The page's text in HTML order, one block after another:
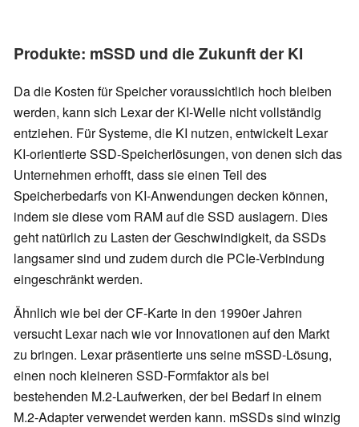
Produkte: mSSD und die Zukunft der KI
Da die Kosten für Speicher voraussichtlich hoch bleiben
werden, kann sich Lexar der KI-Welle nicht vollständig
entziehen. Für Systeme, die KI nutzen, entwickelt Lexar
KI-orientierte SSD-Speicherlösungen, von denen sich das
Unternehmen erhofft, dass sie einen Teil des
Speicherbedarfs von KI-Anwendungen decken können,
indem sie diese vom RAM auf die SSD auslagern. Dies
geht natürlich zu Lasten der Geschwindigkeit, da SSDs
langsamer sind und zudem durch die PCIe-Verbindung
eingeschränkt werden.
Ähnlich wie bei der CF-Karte in den 1990er Jahren
versucht Lexar nach wie vor Innovationen auf den Markt
zu bringen. Lexar präsentierte uns seine mSSD-Lösung,
einen noch kleineren SSD-Formfaktor als bei
bestehenden M.2-Laufwerken, der bei Bedarf in einem
M.2-Adapter verwendet werden kann. mSSDs sind winzig